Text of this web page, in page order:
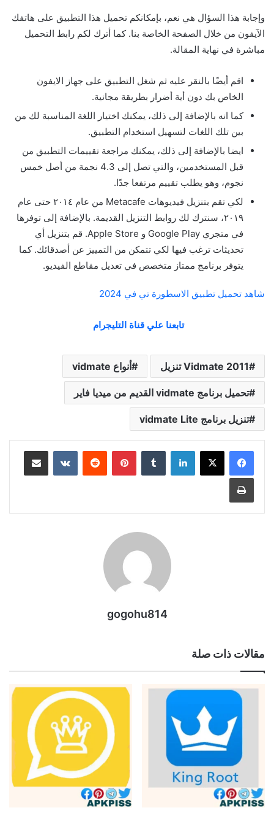
وإجابة هذا السؤال هي نعم، بإمكانكم تحميل هذا التطبيق على هاتفك
الآيفون من خلال الصفحة الخاصة بنا. كما أترك لكم رابط التحميل
مباشرة في نهاية المقالة.
اقم أيضًا بالنقر عليه ثم شغل التطبيق على جهاز الايفون
الخاص بك دون أية أضرار بطريقة مجانية.
كما انه بالإضافة إلى ذلك، يمكنك اختيار اللغة المناسبة لك من
بين تلك اللغات لتسهيل استخدام التطبيق.
ايضا بالإضافة إلى ذلك، يمكنك مراجعة تقييمات التطبيق من
قبل المستخدمين، والتي تصل إلى 4.3 نجمة من أصل خمس
نجوم، وهو يطلب تقييم مرتفعا جدًا.
لكي تقم بتنزيل فيديوهات Metacafe من عام ٢٠١٤ حتى عام
٢٠١٩، سنترك لك روابط التنزيل القديمة. بالإضافة إلى توفرها
في متجري Google Play و Apple Store. قم بتنزيل أي
تحديثات ترغب فيها لكي تتمكن من التمييز عن أصدقائك. كما
يتوفر برنامج ممتاز متخصص في تعديل مقاطع الفيديو.
شاهد تحميل تطبيق الاسطورة تي في 2024
تابعنا علي قناة التليجرام
Vidmate 2011 تنزيل أنواع vidmate
تحميل برنامج vidmate القديم من ميديا فاير
تنزيل برنامج vidmate Lite
لينكدإن بينتيريست مشاركة عبر البريد
طباعة
gogohu814
مقالات ذات صلة